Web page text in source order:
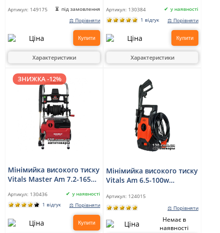
Артикул: 149175
під замовлення
⚖ Порівняти
Купити
Характеристики
Артикул: 130384
у наявності
1 відгук
⚖ Порівняти
Купити
Характеристики
ЗНИЖКА -12%
Мінімийка високого тиску
Vitals Master Am 7.2-165w
Артикул: 130436
у наявності
1 відгук
⚖ Порівняти
Купити
Мінімийка високого тиску
Vitals Am 6.5-100w
Артикул: 124015
⚖ Порівняти
Немає в
наявності